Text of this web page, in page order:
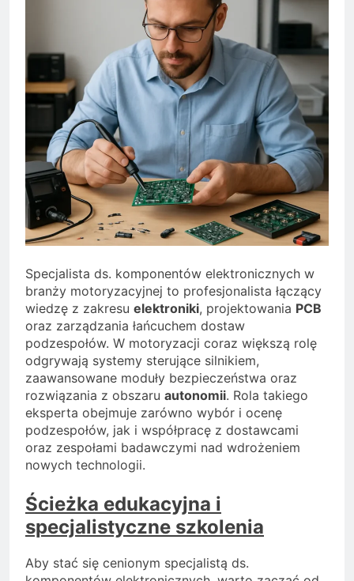
Specjalista ds. komponentów elektronicznych w
branży motoryzacyjnej to profesjonalista łączący
wiedzę z zakresu elektroniki, projektowania PCB
oraz zarządzania łańcuchem dostaw
podzespołów. W motoryzacji coraz większą rolę
odgrywają systemy sterujące silnikiem,
zaawansowane moduły bezpieczeństwa oraz
rozwiązania z obszaru autonomii. Rola takiego
eksperta obejmuje zarówno wybór i ocenę
podzespołów, jak i współpracę z dostawcami
oraz zespołami badawczymi nad wdrożeniem
nowych technologii.
Ścieżka edukacyjna i
specjalistyczne szkolenia
Aby stać się cenionym specjalistą ds.